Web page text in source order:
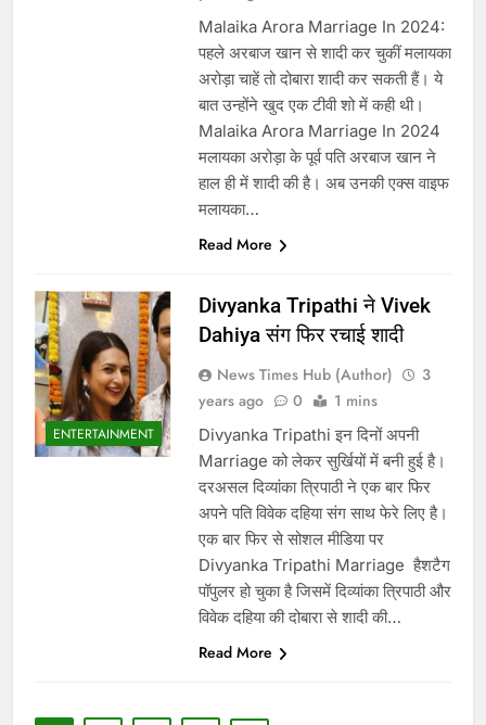
Malaika Arora Marriage In 2024:
पहले अरबाज खान से शादी कर चुकीं मलायका
अरोड़ा चाहें तो दोबारा शादी कर सकती हैं। ये
बात उन्होंने खुद एक टीवी शो में कही थी।
Malaika Arora Marriage In 2024
मलायका अरोड़ा के पूर्व पति अरबाज खान ने
हाल ही में शादी की है। अब उनकी एक्स वाइफ
मलायका…
Read More
ENTERTAINMENT
Divyanka Tripathi ने Vivek
Dahiya संग फिर रचाई शादी
News Times Hub (Author)
3
years ago
0 1 mins
Divyanka Tripathi इन दिनों अपनी
Marriage को लेकर सुर्खियों में बनी हुई है।‌
दरअसल दिव्यांका त्रिपाठी ने एक बार फिर
अपने पति विवेक दहिया संग साथ फेरे लिए है।
एक बार फिर से सोशल मीडिया पर
Divyanka Tripathi Marriage हैशटैग
पॉपुलर हो चुका है जिसमें दिव्यांका त्रिपाठी और
विवेक दहिया की दोबारा से शादी की…
Read More